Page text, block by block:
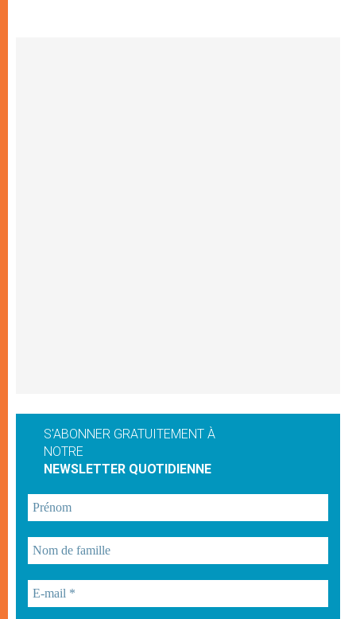
S'ABONNER GRATUITEMENT À
NOTRE
NEWSLETTER QUOTIDIENNE